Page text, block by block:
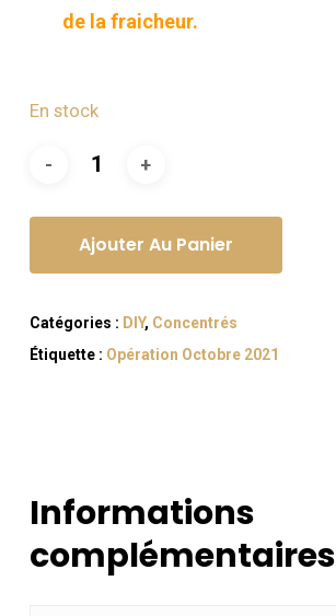
de la fraicheur.
En stock
Ajouter Au Panier
Catégories : DIY, Concentrés
Étiquette : Opération Octobre 2021
Informations
complémentaires